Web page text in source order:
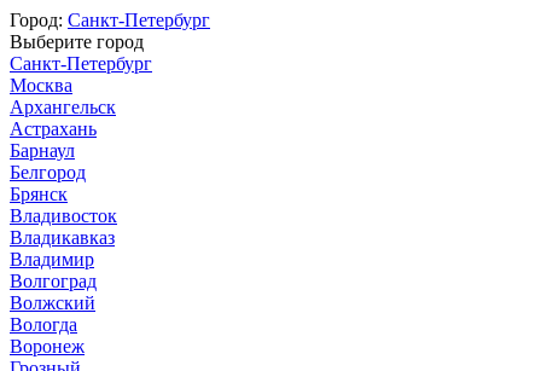
Город: Санкт-Петербург
Выберите город
Санкт-Петербург
Москва
Архангельск
Астрахань
Барнаул
Белгород
Брянск
Владивосток
Владикавказ
Владимир
Волгоград
Волжский
Вологда
Воронеж